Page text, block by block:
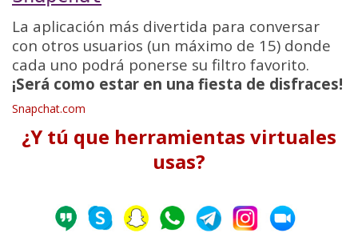
La aplicación más divertida para conversar
con otros usuarios (un máximo de 15) donde
cada uno podrá ponerse su filtro favorito.
¡Será como estar en una fiesta de disfraces!
Snapchat.com
¿Y tú que herramientas virtuales
usas?